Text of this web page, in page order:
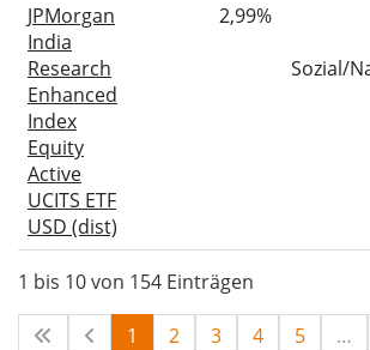
JPMorgan
India
Research
Enhanced
Index
Equity
Active
UCITS ETF
USD (dist)
2,99%
Sozial/
1 bis 10 von 154 Einträgen
1 2 3 4 5 …